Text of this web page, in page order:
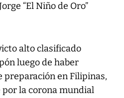
“El Niño de Oro”
alto clasificado
luego de haber
preparación en Filipinas,
por la corona mundial